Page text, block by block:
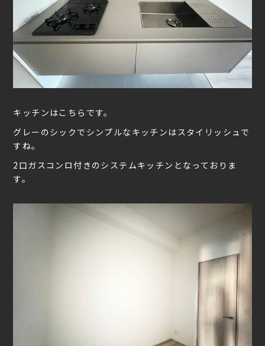
キッチンはこちらです。
グレーのシックでシンプルなキッチンはスタイリッシュで
すね。
2口ガスコンロ付きのシステムキッチンとなっておりま
す。